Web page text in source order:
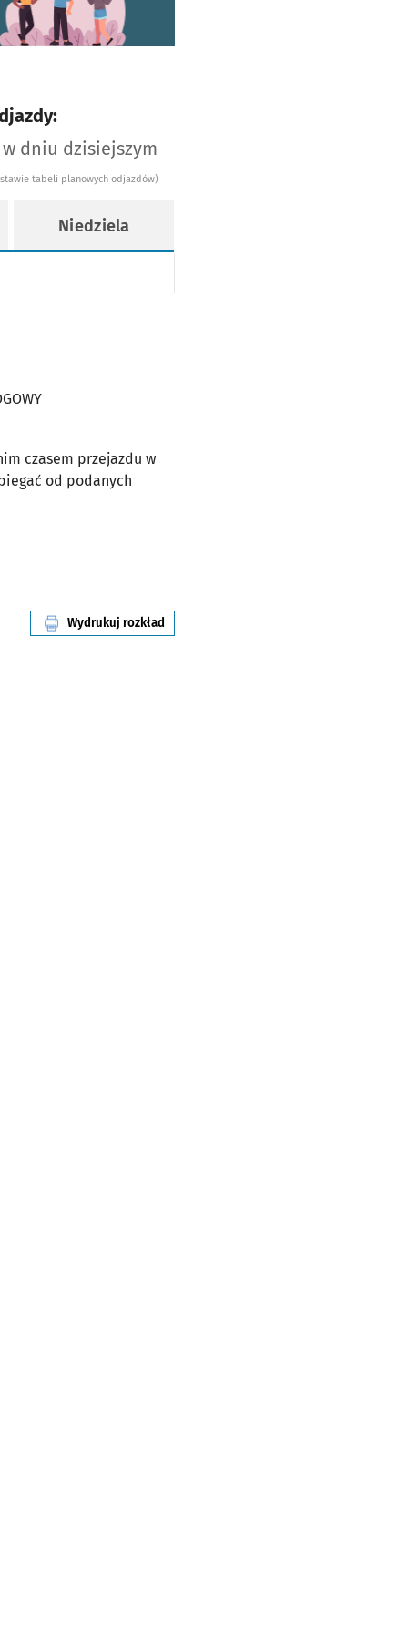
dniu dzisiejszym
tabeli planowych odjazdów)
Niedziela
NISKOPODŁOGOWY
czasem przejazdu w
od podanych
Wydrukuj rozkład
linii nr 13